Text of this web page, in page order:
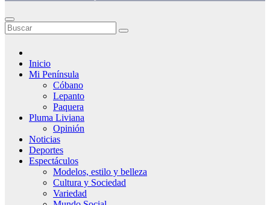
Inicio
Mi Península
Cóbano
Lepanto
Paquera
Pluma Liviana
Opinión
Noticias
Deportes
Espectáculos
Modelos, estilo y belleza
Cultura y Sociedad
Variedad